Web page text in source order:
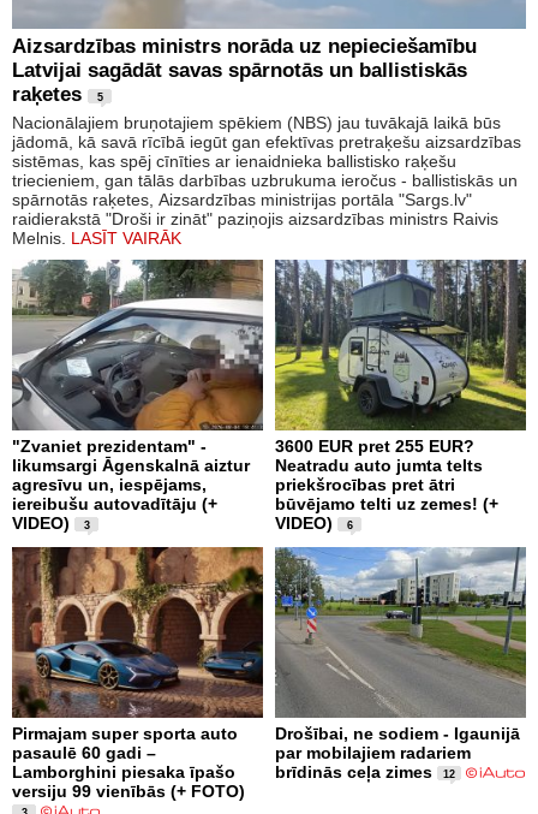
Aizsardzības ministrs norāda uz nepieciešamību
Latvijai sagādāt savas spārnotās un ballistiskās
raķetes
5
Nacionālajiem bruņotajiem spēkiem (NBS) jau tuvākajā laikā būs
jādomā, kā savā rīcībā iegūt gan efektīvas pretraķešu aizsardzības
sistēmas, kas spēj cīnīties ar ienaidnieka ballistisko raķešu
triecieniem, gan tālās darbības uzbrukuma ieročus - ballistiskās un
spārnotās raķetes, Aizsardzības ministrijas portāla "Sargs.lv"
raidierakstā "Droši ir zināt" paziņojis aizsardzības ministrs Raivis
Melnis. LASĪT VAIRĀK
"Zvaniet prezidentam" -
likumsargi Āgenskalnā aiztur
agresīvu un, iespējams,
iereibušu autovadītāju (+
VIDEO)
3
3600 EUR pret 255 EUR?
Neatradu auto jumta telts
priekšrocības pret ātri
būvējamo telti uz zemes! (+
VIDEO)
6
Pirmajam super sporta auto
pasaulē 60 gadi –
Lamborghini piesaka īpašo
versiju 99 vienībās (+ FOTO)
Drošībai, ne sodiem - Igaunijā
par mobilajiem radariem
brīdinās ceļa zimes
12